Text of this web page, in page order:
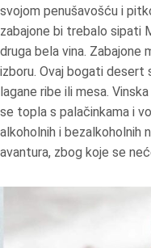
svojom penušavošću i
zabajone bi trebalo sipati
druga bela vina.
izboru. Ovaj bogati desert
lagane ribe ili mesa.
se topla s palačinkama i
alkoholnih i bezalkoholnih
avantura, zbog koje se